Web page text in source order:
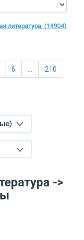
литература (14904)
6 … 210
->